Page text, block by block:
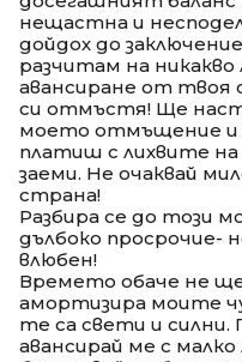
нещастна и
дойдох до
разчитам на никакво
авансиране от твоя
си отмъстя! Ще
моето отмъщение и
платиш с лихвите
заеми. Не очаквай
страна!
Разбира се до този
дълбоко просрочие-
влюбен!
Времето обаче не
амортизира моите
те са свети и силни.
авансирай ме с